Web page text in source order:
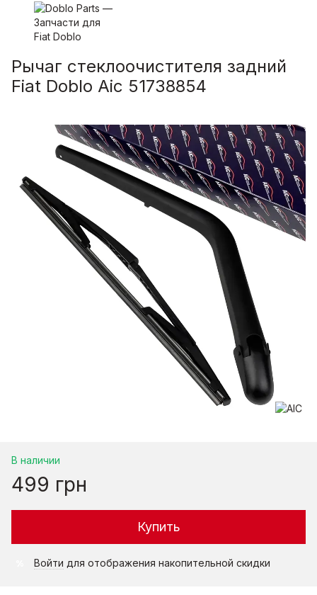
Рычаг стеклоочистителя задний
Fiat Doblо Aic 51738854
В наличии
499 грн
Купить
Войти для отображения накопительной скидки